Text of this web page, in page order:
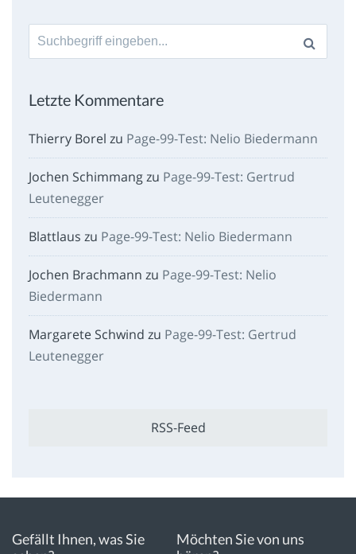
Suche
nach:
Letzte Kommentare
Thierry Borel zu Page-99-Test: Nelio Biedermann
Jochen Schimmangzu Page-99-Test: Gertrud
Leutenegger
Blattlaus zu Page-99-Test: Nelio Biedermann
Jochen Brachmann zu Page-99-Test: Nelio
Biedermann
Margarete Schwind zu Page-99-Test: Gertrud
Leutenegger
RSS-Feed
Gefällt Ihnen, was Sie
Möchten Sie von uns